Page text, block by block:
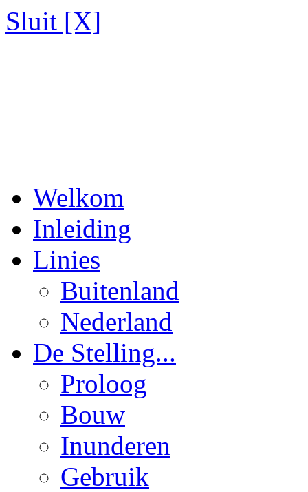
Sluit [X]
Welkom
Inleiding
Linies
Buitenland
Nederland
De Stelling...
Proloog
Bouw
Inunderen
Gebruik